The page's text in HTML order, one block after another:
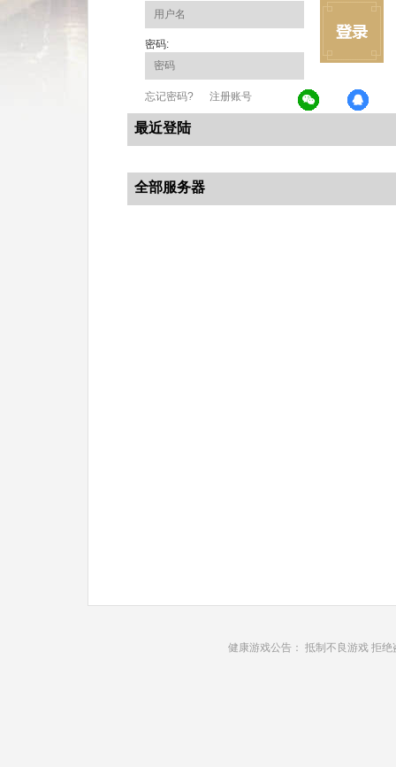
密码:
忘记密码? 注册账号
最近登陆
全部服务器
健康游戏公告： 抵制不良游戏 拒